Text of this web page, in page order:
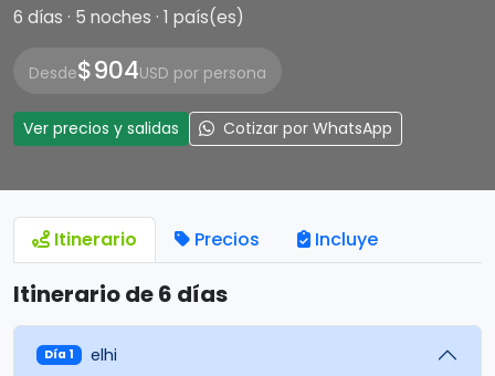
6 días · 5 noches · 1 país(es)
Desde$904USD por persona
Ver precios y salidas Cotizar por WhatsApp
Itinerario Precios Incluye
Itinerario de 6 días
Día 1 elhi